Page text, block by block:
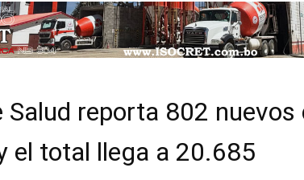
Salud reporta 802
el total llega a 20.685